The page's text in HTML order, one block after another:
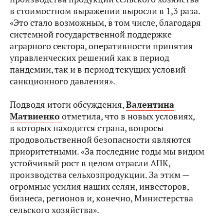
в стоимостном выражении выросли в 1,3 раза.
«Это стало возможным, в том числе, благодаря
системной государственной поддержке
аграрного сектора, оперативности принятия
управленческих решений как в период
пандемии, так и в период текущих условий
санкционного давления».
Подводя итоги обсуждения,Валентина
Матвиенкоотметила, что в новых условиях,
в которых находится страна, вопросы
продовольственной безопасности являются
приоритетными. «За последние годы мы видим
устойчивый рост в целом отрасли АПК,
производства сельхозпродукции. За этим —
огромные усилия наших селян, инвесторов,
бизнеса, регионов и, конечно, Министерства
сельского хозяйства».